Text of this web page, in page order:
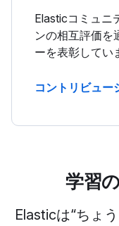
Elasticコミュニ
ンの相互評価を
ーを表彰してい
コントリビュー
学習
Elasticは“ちょ